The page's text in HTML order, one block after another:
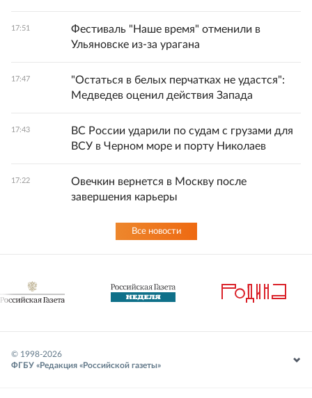
17:51
Фестиваль "Наше время" отменили в
Ульяновске из-за урагана
17:47
"Остаться в белых перчатках не удастся":
Медведев оценил действия Запада
17:43
ВС России ударили по судам с грузами для
ВСУ в Черном море и порту Николаев
17:22
Овечкин вернется в Москву после
завершения карьеры
Все новости
© 1998-2026
ФГБУ «Редакция «Российской газеты»